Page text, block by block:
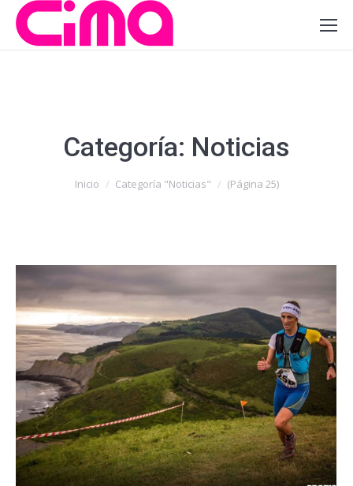
Categoría: Noticias
Inicio Categoría "Noticias" (Página 25)